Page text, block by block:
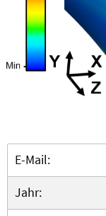
E-Mail:
Jahr: